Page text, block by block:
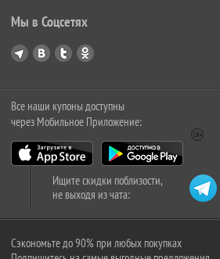
Мы в Соцсетях
Все наши купоны доступны
через Мобильное Приложение:
Ищите скидки поблизости,
не выходя из чата:
Сэкономьте до 90% при любых покупках